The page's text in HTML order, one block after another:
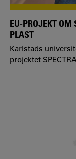
EU-PROJEKT OM
PLAST
Karlstads
projektet